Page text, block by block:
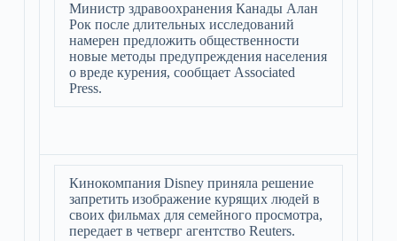
Министр здравоохранения Канады Алан
Рок после длительных исследований
намерен предложить общественности
новые методы предупреждения населения
о вреде курения, сообщает Associated
Press.
Кинокомпания Disney приняла решение
запретить изображение курящих людей в
своих фильмах для семейного просмотра,
передает в четверг агентство Reuters.